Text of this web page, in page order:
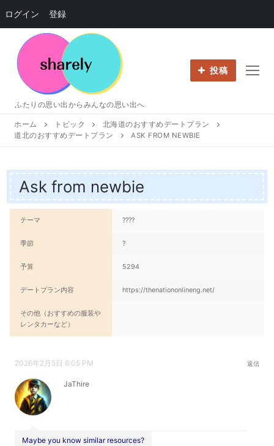
ログイン 登録
プ
ふたりの思い出からみんなの思い出へ
投稿
ホーム トピック
北海道のおすすめデートプラン
道北のおすすめデートプラン
ASK FROM NEWBIE
Ask from newbie
テーマ ????
季節 ?
予算 5294
デートプラン内容 https://thenationonlineng.net/
その他（おすすめの服装や
レンタカーなど）
2026年2月5日 6:05 PM 返信
JaThire
Maybe you know similar resources?